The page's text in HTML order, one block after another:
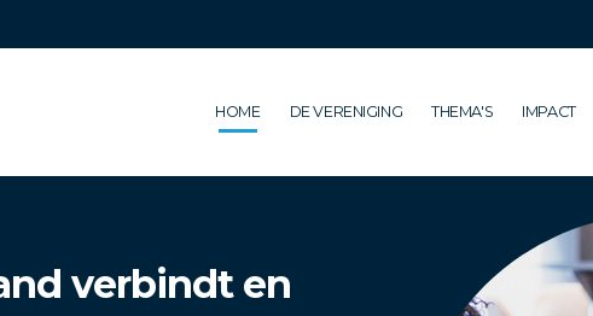
HOME DE VERENIGING THEMA'S IMPACT
verbindt en